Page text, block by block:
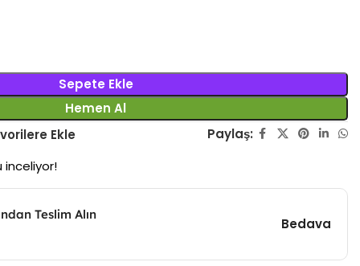
Sepete Ekle
Hemen Al
Ekle
Paylaş:
inceliyor!
Teslim Alın
Bedava